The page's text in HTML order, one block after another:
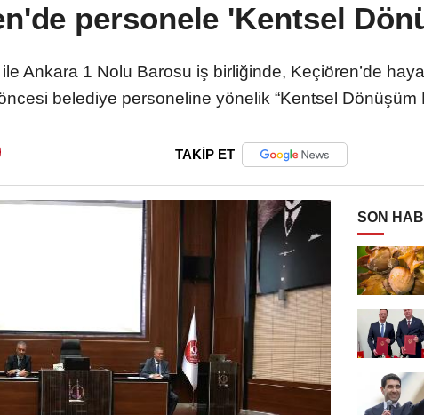
personele 'Kentsel
Ankara 1 Nolu Barosu iş birliğinde, Keçiören’de
belediye personeline yönelik “Kentsel Dönüşüm
TAKİP ET
SON